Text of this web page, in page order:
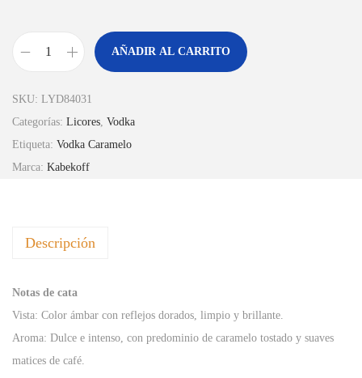
B
E
K
O
C
R
A
M
E
AÑADIR AL CARRITO
SKU: LYD84031
Categorías: Licores, Vodka
Etiqueta: Vodka Caramelo
Marca: Kabekoff
Descripción
Notas de cata
Vista: Color ámbar con reflejos dorados, limpio y brillante.
Aroma: Dulce e intenso, con predominio de caramelo tostado y suaves
matices de café.